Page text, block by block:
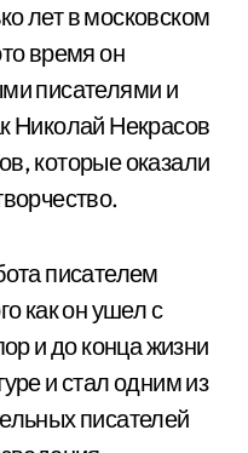
лет в московском
время он
писателями и
Николай Некрасов
которые оказали
писателем
как он ушел с
и до конца жизни
и стал одним из
писателей